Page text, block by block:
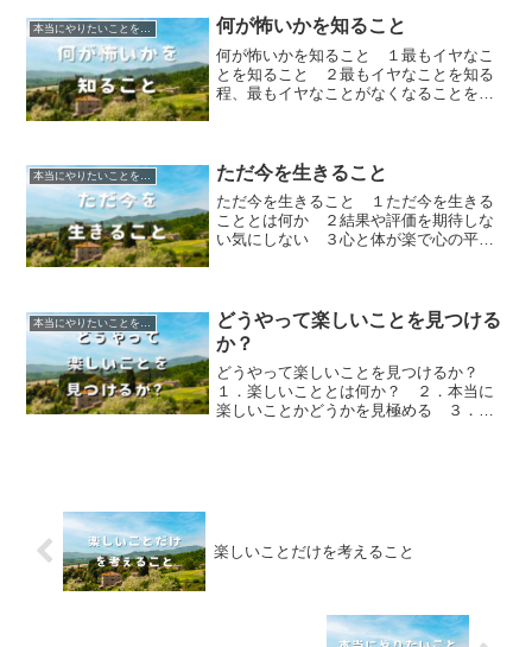
本当にやりたいことを見つける 何が怖いかを知ること
何が怖いかを知ること １最もイヤなこ
とを知ること ２最もイヤなことを知る
程、最もイヤなことがなくなることを知
本当にやりたいことを見つける ただ今を生きること
ただ今を生きること １ただ今を生きる
こととは何か ２結果や評価を期待しな
い気にしない ３心と体が楽で心の平安
どうやって楽しいことを見つける
か？
どうやって楽しいことを見つけるか？
１．楽しいこととは何か？ ２．本当に
楽しいことかどうかを見極める ３．ど
楽しいことだけを考えること